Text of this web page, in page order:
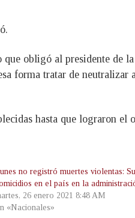
obligó al presidente de
forma tratar de neutralizar
hasta que lograron el
no registró muertes violentas:
en el país en la
26 enero 2021 8:48 AM
«Nacionales»